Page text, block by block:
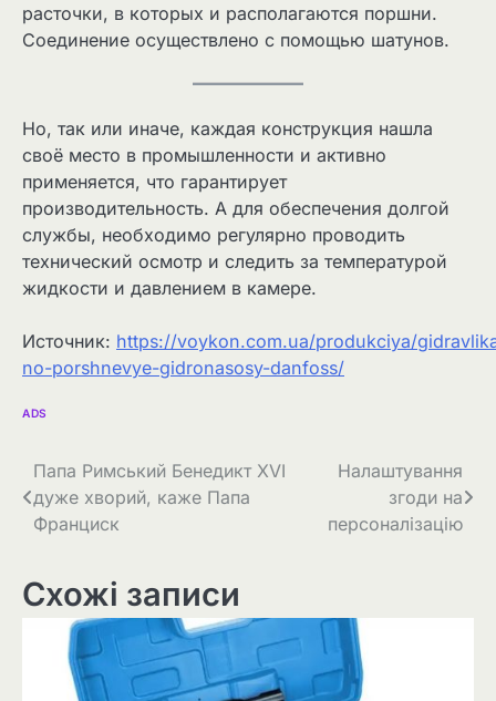
расточки, в которых и располагаются поршни.
Соединение осуществлено с помощью шатунов.
Но, так или иначе, каждая конструкция нашла
своё место в промышленности и активно
применяется, что гарантирует
производительность. А для обеспечения долгой
службы, необходимо регулярно проводить
технический осмотр и следить за температурой
жидкости и давлением в камере.
Источник: https://voykon.com.ua/produkciya/
no-porshnevye-gidronasosy-danfoss/
ADS
Навігація
записів
Папа Римський Бенедикт XVI
дуже хворий, каже Папа
Франциск
Налаштування
згоди на
персоналізацію
Схожі записи